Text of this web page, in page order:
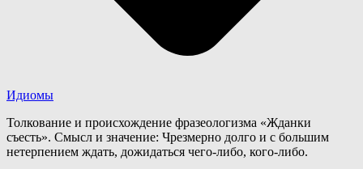
Идиомы
Толкование и происхождение фразеологизма «Жданки
съесть». Смысл и значение: Чрезмерно долго и с большим
нетерпением ждать, дожидаться чего-либо, кого-либо.